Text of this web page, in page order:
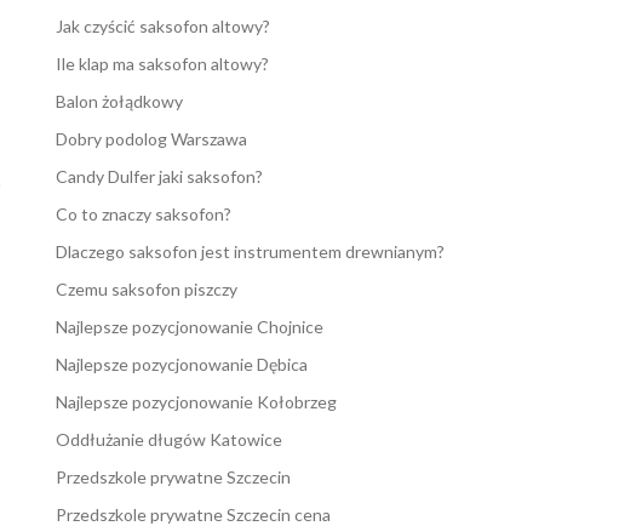
Jak czyścić saksofon altowy?
Ile klap ma saksofon altowy?
Balon żołądkowy
Dobry podolog Warszawa
Candy Dulfer jaki saksofon?
Co to znaczy saksofon?
Dlaczego saksofon jest instrumentem drewnianym?
Czemu saksofon piszczy
Najlepsze pozycjonowanie Chojnice
Najlepsze pozycjonowanie Dębica
Najlepsze pozycjonowanie Kołobrzeg
Oddłużanie długów Katowice
Przedszkole prywatne Szczecin
Przedszkole prywatne Szczecin cena